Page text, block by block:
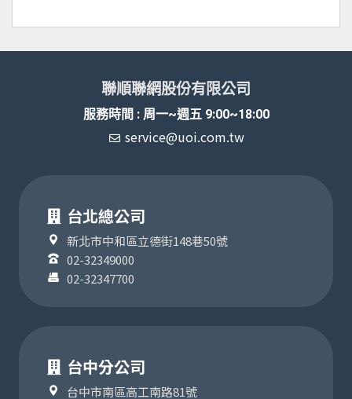
聯順聯網股份有限公司
服務時間 : 周一~週五 9:00~18:00
service@uoi.com.tw
台北總公司
新北市中和區立德街148巷50號
02-32349000
02-32347700
台中分公司
台中市南區高工南路81號